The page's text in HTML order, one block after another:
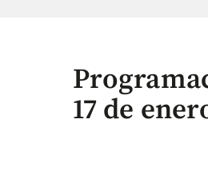
17 de